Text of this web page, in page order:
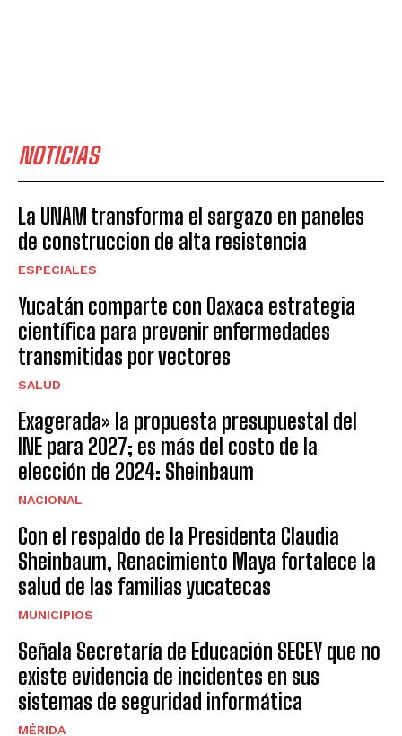
NOTICIAS
La UNAM transforma el sargazo en paneles
de construccion de alta resistencia
ESPECIALES
Yucatán comparte con Oaxaca estrategia
científica para prevenir enfermedades
transmitidas por vectores
SALUD
Exagerada» la propuesta presupuestal del
INE para 2027; es más del costo de la
elección de 2024: Sheinbaum
NACIONAL
Con el respaldo de la Presidenta Claudia
Sheinbaum, Renacimiento Maya fortalece la
salud de las familias yucatecas
MUNICIPIOS
Señala Secretaría de Educación SEGEY que no
existe evidencia de incidentes en sus
sistemas de seguridad informática
MÉRIDA